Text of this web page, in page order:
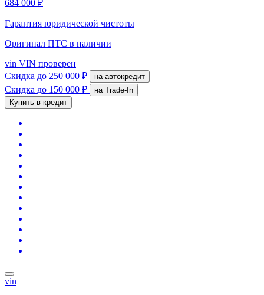
684 000 ₽
Гарантия юридической чистоты
Оригинал ПТС в наличии
vin VIN проверен
Скидка до 250 000 ₽ на автокредит
Скидка до 150 000 ₽
на Trade-In
Купить в кредит
vin